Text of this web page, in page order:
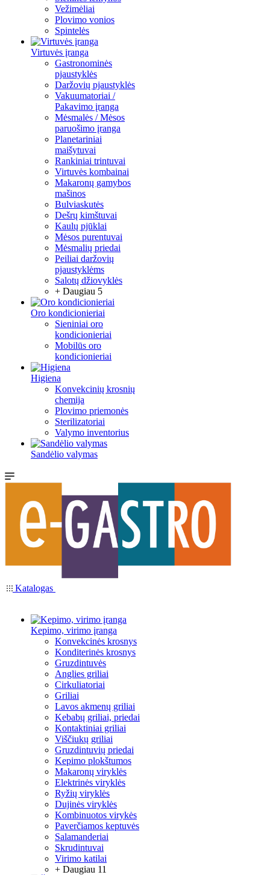
Vežimėliai
Plovimo vonios
Spintelės
Virtuvės įranga
Gastronominės
pjaustyklės
Daržovių pjaustyklės
Vakuumatoriai /
Pakavimo įranga
Mėsmalės / Mėsos
paruošimo įranga
Planetariniai
maišytuvai
Rankiniai trintuvai
Virtuvės kombainai
Makaronų gamybos
mašinos
Bulviaskutės
Dešrų kimštuvai
Kaulų pjūklai
Mėsos purentuvai
Mėsmalių priedai
Peiliai daržovių
pjaustyklėms
Salotų džiovyklės
+ Daugiau 5
Oro kondicionieriai
Sieniniai oro
kondicionieriai
Mobilūs oro
kondicionieriai
Higiena
Konvekcinių krosnių
chemija
Plovimo priemonės
Sterilizatoriai
Valymo inventorius
Sandėlio valymas
Katalogas
Kepimo, virimo įranga
Konvekcinės krosnys
Konditerinės krosnys
Gruzdintuvės
Anglies griliai
Cirkuliatoriai
Griliai
Lavos akmenų griliai
Kebabų griliai, priedai
Kontaktiniai griliai
Viščiukų griliai
Gruzdintuvių priedai
Kepimo plokštumos
Makaronų viryklės
Elektrinės viryklės
Ryžių viryklės
Dujinės viryklės
Kombinuotos virykės
Paverčiamos keptuvės
Salamanderiai
Skrudintuvai
Virimo katilai
+ Daugiau 11